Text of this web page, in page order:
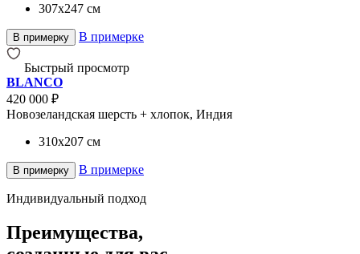
307x247 см
В примерку В примерке
Быстрый просмотр
BLANCO
420 000 ₽
Новозеландская шерсть + хлопок, Индия
310x207 см
В примерку В примерке
Индивидуальный подход
Преимущества,